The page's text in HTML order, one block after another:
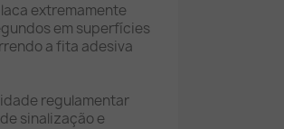
extremamente
em superfícies
a fita adesiva
regulamentar
sinalização e